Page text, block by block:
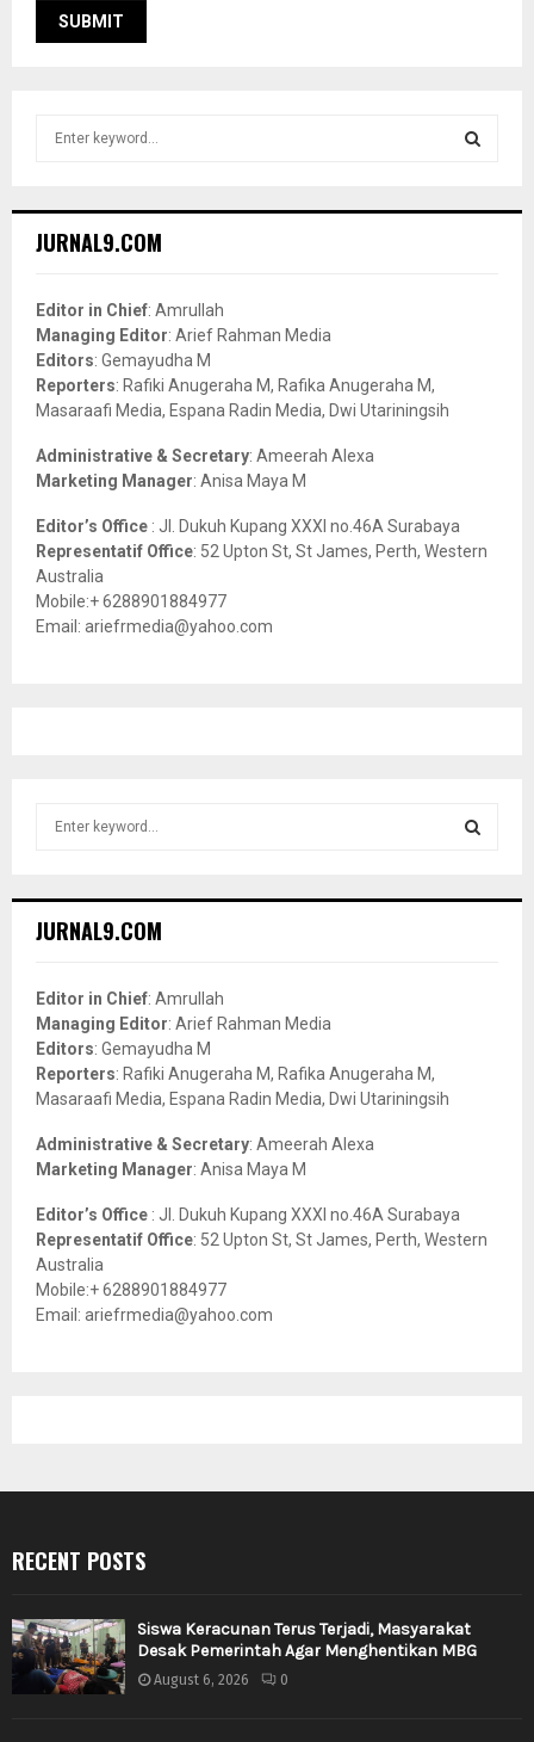
h
o
r
:
JURNAL9.COM
Editor in Chief: Amrullah
Managing Editor: Arief Rahman Media
Editors: Gemayudha M
Reporters: Rafiki Anugeraha M, Rafika Anugeraha M,
Masaraafi Media, Espana Radin Media, Dwi Utariningsih
Administrative & Secretary: Ameerah Alexa
Marketing Manager: Anisa Maya M
Editor’s Office : Jl. Dukuh Kupang XXXI no.46A Surabaya
Representatif Office: 52 Upton St, St James, Perth, Western
Australia
Mobile:+ 6288901884977
Email: ariefrmedia@yahoo.com
h
o
r
:
JURNAL9.COM
Editor in Chief: Amrullah
Managing Editor: Arief Rahman Media
Editors: Gemayudha M
Reporters: Rafiki Anugeraha M, Rafika Anugeraha M,
Masaraafi Media, Espana Radin Media, Dwi Utariningsih
Administrative & Secretary: Ameerah Alexa
Marketing Manager: Anisa Maya M
Editor’s Office : Jl. Dukuh Kupang XXXI no.46A Surabaya
Representatif Office: 52 Upton St, St James, Perth, Western
Australia
Mobile:+ 6288901884977
Email: ariefrmedia@yahoo.com
RECENT POSTS
Siswa Keracunan Terus Terjadi, Masyarakat
Desak Pemerintah Agar Menghentikan MBG
August 6, 2026 0